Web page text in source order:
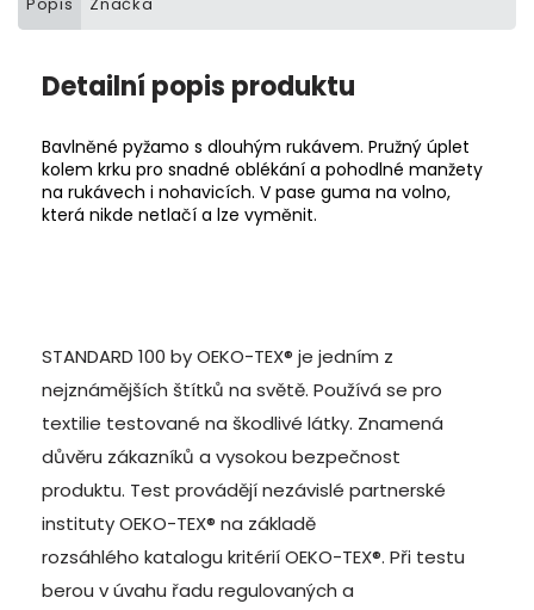
Detailní popis produktu
Bavlněné pyžamo s dlouhým rukávem. Pružný úplet
kolem krku pro snadné oblékání a pohodlné manžety
na rukávech i nohavicích. V pase guma na volno,
která nikde netlačí a lze vyměnit.
STANDARD 100 by OEKO-TEX® je jedním z
nejznámějších štítků na světě. Používá se pro
textilie testované na škodlivé látky. Znamená
důvěru zákazníků a vysokou bezpečnost
produktu. Test provádějí nezávislé partnerské
instituty OEKO-TEX® na základě
rozsáhlého katalogu kritérií OEKO-TEX®. Při testu
berou v úvahu řadu regulovaných a